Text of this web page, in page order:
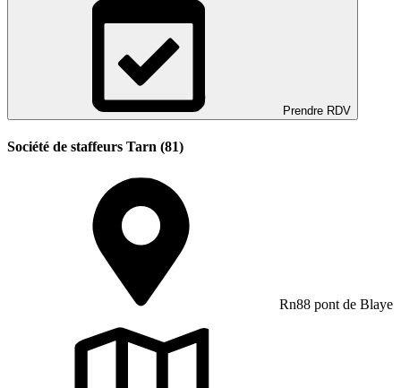
Prendre RDV
Société de staffeurs Tarn (81)
Rn88 pont de Blaye